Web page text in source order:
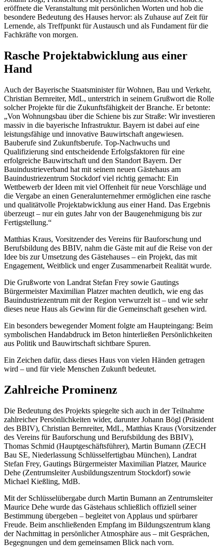
eröffnete die Veranstaltung mit persönlichen Worten und hob die
besondere Bedeutung des Hauses hervor: als Zuhause auf Zeit für
Lernende, als Treffpunkt für Austausch und als Fundament für die
Fachkräfte von morgen.
Rasche Projektabwicklung aus einer
Hand
Auch der Bayerische Staatsminister für Wohnen, Bau und Verkehr,
Christian Bernreiter, MdL, unterstrich in seinem Grußwort die Rolle
solcher Projekte für die Zukunftsfähigkeit der Branche. Er betonte:
„Von Wohnungsbau über die Schiene bis zur Straße: Wir investieren
massiv in die bayerische Infrastruktur. Bayern ist dabei auf eine
leistungsfähige und innovative Bauwirtschaft angewiesen.
Bauberufe sind Zukunftsberufe. Top-Nachwuchs und
Qualifizierung sind entscheidende Erfolgsfaktoren für eine
erfolgreiche Bauwirtschaft und den Standort Bayern. Der
Bauindustrieverband hat mit seinem neuen Gästehaus am
Bauindustriezentrum Stockdorf viel richtig gemacht: Ein
Wettbewerb der Ideen mit viel Offenheit für neue Vorschläge und
die Vergabe an einen Generalunternehmer ermöglichen eine rasche
und qualitätvolle Projektabwicklung aus einer Hand. Das Ergebnis
überzeugt – nur ein gutes Jahr von der Baugenehmigung bis zur
Fertigstellung.“
Matthias Kraus, Vorsitzender des Vereins für Bauforschung und
Berufsbildung des BBIV, nahm die Gäste mit auf die Reise von der
Idee bis zur Umsetzung des Gästehauses – ein Projekt, das mit
Engagement, Weitblick und enger Zusammenarbeit Realität wurde.
Die Grußworte von Landrat Stefan Frey sowie Gautings
Bürgermeister Maximilian Platzer machten deutlich, wie eng das
Bauindustriezentrum mit der Region verwurzelt ist – und wie sehr
dieses neue Haus als Gewinn für die Gemeinschaft gesehen wird.
Ein besonders bewegender Moment folgte am Haupteingang: Beim
symbolischen Handabdruck im Beton hinterließen Persönlichkeiten
aus Politik und Bauwirtschaft sichtbare Spuren.
Ein Zeichen dafür, dass dieses Haus von vielen Händen getragen
wird – und für viele Menschen Zukunft bedeutet.
Zahlreiche Prominenz
Die Bedeutung des Projekts spiegelte sich auch in der Teilnahme
zahlreicher Persönlichkeiten wider, darunter Johann Bögl (Präsident
des BBIV), Christian Bernreiter, MdL, Matthias Kraus (Vorsitzender
des Vereins für Bauforschung und Berufsbildung des BBIV),
Thomas Schmid (Hauptgeschäftsführer), Martin Bumann (ZECH
Bau SE, Niederlassung Schlüsselfertigbau München), Landrat
Stefan Frey, Gautings Bürgermeister Maximilian Platzer, Maurice
Dehe (Zentrumsleiter Ausbildungszentrum Stockdorf) sowie
Michael Kießling, MdB.
Mit der Schlüsselübergabe durch Martin Bumann an Zentrumsleiter
Maurice Dehe wurde das Gästehaus schließlich offiziell seiner
Bestimmung übergeben – begleitet von Applaus und spürbarer
Freude. Beim anschließenden Empfang im Bildungszentrum klang
der Nachmittag in persönlicher Atmosphäre aus – mit Gesprächen,
Begegnungen und dem gemeinsamen Blick nach vorn.